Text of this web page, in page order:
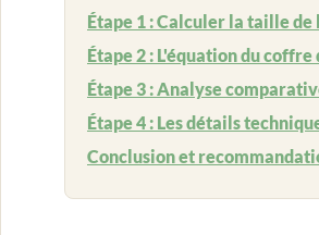
Étape 1 : Calculer la taille
Étape 2 : L'équation du
Étape 3 : Analyse
Étape 4 : Les détails
Conclusion et